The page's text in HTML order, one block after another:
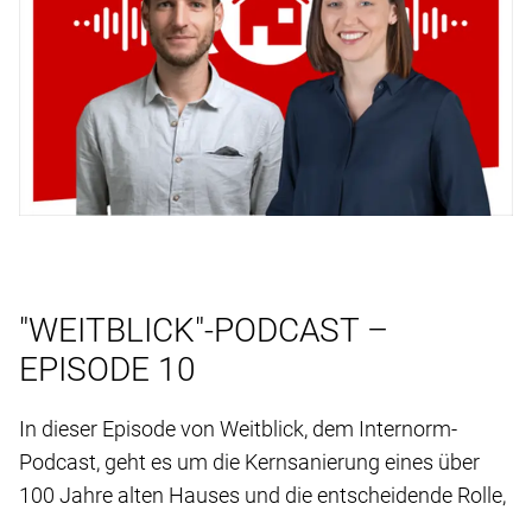
"WEITBLICK"-PODCAST –
EPISODE 10
In dieser Episode von Weitblick, dem Internorm-
Podcast, geht es um die Kernsanierung eines über
100 Jahre alten Hauses und die entscheidende Rolle,